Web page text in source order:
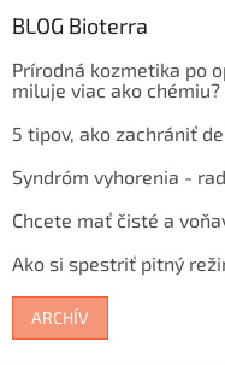
BLOG Bioterra
Prírodná kozmetika po
miluje viac ako chémiu?
5 tipov, ako zachrániť
Syndróm vyhorenia -
Chcete mať čisté a
Ako si spestriť pitný
ARCHÍV